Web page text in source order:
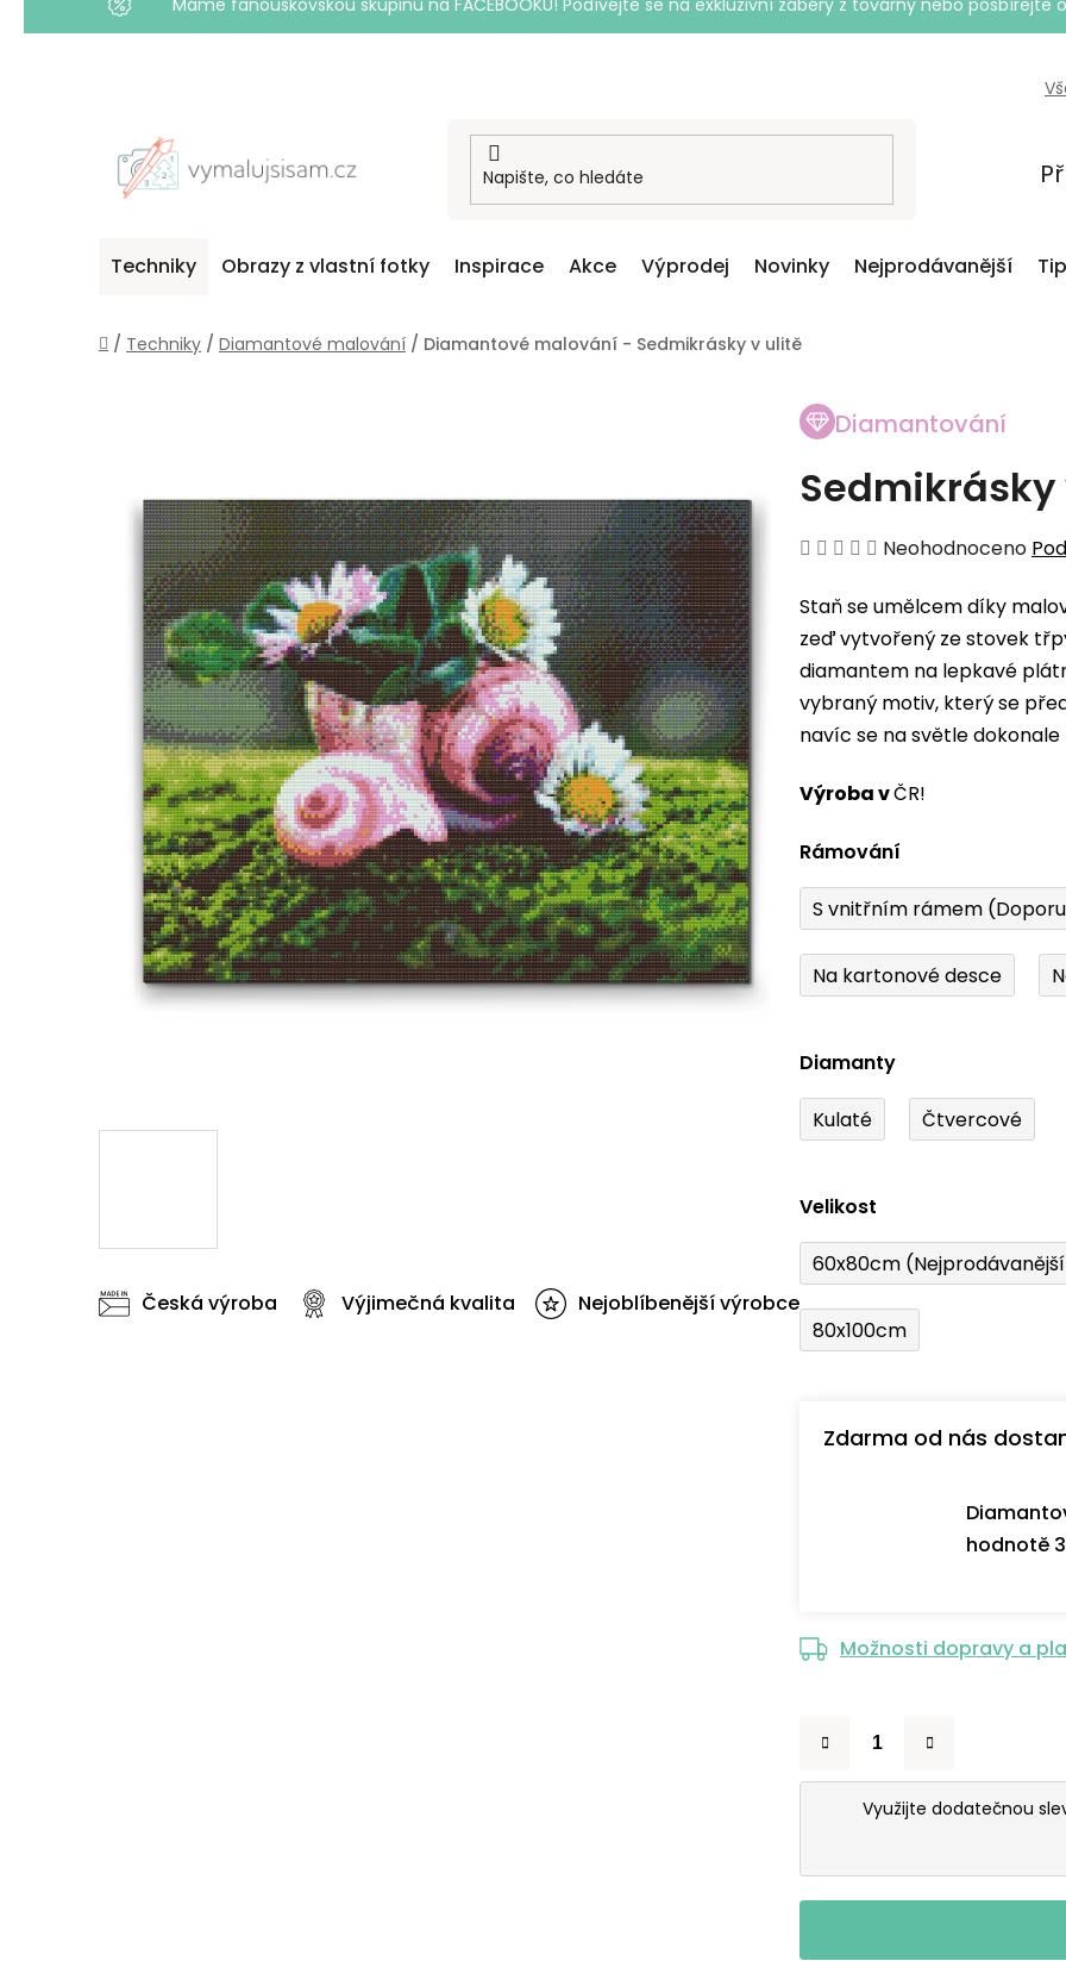
Máme fanouškovskou skupinu na FACEBOOKU! Podívejte se na exkluzivní záběry z továrny nebo
Techniky Obrazy z vlastní fotky Inspirace Akce Výprodej Novinky Nejprodávanější
Domů
/ Techniky / Diamantové malování / Diamantové malování - Sedmikrásky v ulitě
Diamantování
Průměrné
produktu
je
0,0
z
5
Neohodnoceno
Staň se umělcem díky
zeď vytvořený ze stovek
diamantem na lepkavé
vybraný motiv, který se
navíc se na světle
Výroba vČR!
Rámování
S vnitřním rámem
Na kartonové desce
Diamanty
Kulaté Čtvercové
Velikost
60x80cm
80x100cm
Zdarma od nás
hodnotě
Možnosti dopravy a
Využijte dodatečnou
Česká výroba Výjimečná kvalita Nejoblíbenější výrobce